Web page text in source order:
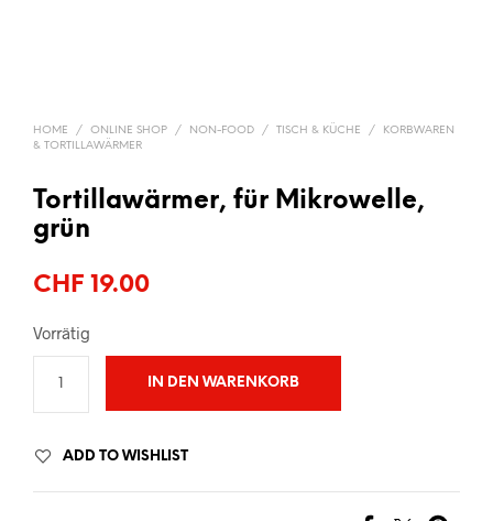
HOME / ONLINE SHOP / NON-FOOD / TISCH & KÜCHE /
KORBWAREN
& TORTILLAWÄRMER
Tortillawärmer, für Mikrowelle,
grün
CHF 19.00
Vorrätig
IN DEN WARENKORB
ADD TO WISHLIST